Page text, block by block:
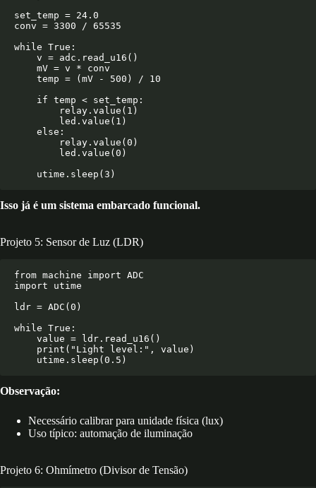
set_temp = 24.0
conv = 3300 / 65535
while True:
Isso já é um sistema embarcado funcional.
Projeto 5: Sensor de Luz (LDR)
from machine import ADC
import utime
ldr = ADC(0)
while True:
Observação:
Necessário calibrar para unidade física (lux)
Uso típico: automação de iluminação
Projeto 6: Ohmímetro (Divisor de Tensão)